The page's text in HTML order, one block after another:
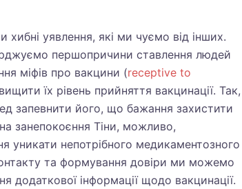
уявлення, які ми чуємо від інших.
першопричини ставлення людей
міфів про вакцини (receptive to
їх рівень прийняття вакцинації. Так,
запевнити його, що бажання захистити
занепокоєння Тіни, можливо,
уникати непотрібного медикаментозного
та формування довіри ми можемо
додаткової інформації щодо вакцинації.